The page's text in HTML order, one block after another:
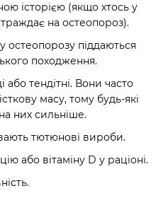
історією (якщо хтось у
на остеопороз).
піддаються
походження.
тендітні. Вони часто
масу, тому будь-які
них сильніше.
тютюнові вироби.
або вітаміну D у раціоні.